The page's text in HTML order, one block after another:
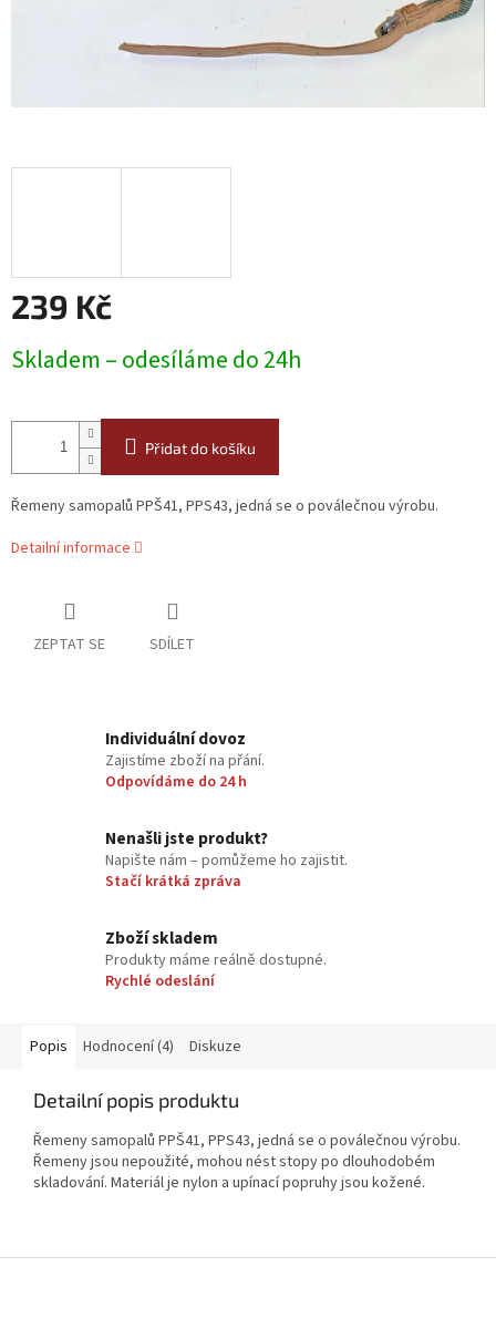
239 Kč
cena:
Skladem – odesíláme do 24h
Přidat do košíku
Řemeny samopalů PPŠ41, PPS43, jedná se o poválečnou výrobu.
Detailní informace
ZEPTAT SE SDÍLET
Individuální dovoz
Zajistíme zboží na přání.
Odpovídáme do 24 h
Nenašli jste produkt?
Napište nám – pomůžeme ho zajistit.
Stačí krátká zpráva
Zboží skladem
Produkty máme reálně dostupné.
Rychlé odeslání
Popis Hodnocení (4) Diskuze
Detailní popis produktu
Řemeny samopalů PPŠ41, PPS43, jedná se o poválečnou výrobu.
Řemeny jsou nepoužité, mohou nést stopy po dlouhodobém
skladování. Materiál je nylon a upínací popruhy jsou kožené.